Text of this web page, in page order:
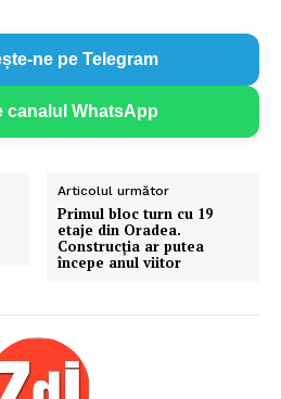
ne pe Telegram
canalul WhatsApp
Articolul următor
Primul bloc turn cu 19
etaje din Oradea.
Construcția ar putea
începe anul viitor